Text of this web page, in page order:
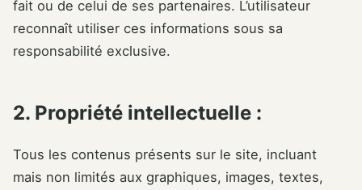
fait ou de celui de ses partenaires. L’utilisateur
reconnaît utiliser ces informations sous sa
responsabilité exclusive.
2. Propriété intellectuelle :
Tous les contenus présents sur le site, incluant
mais non limités aux graphiques, images, textes,